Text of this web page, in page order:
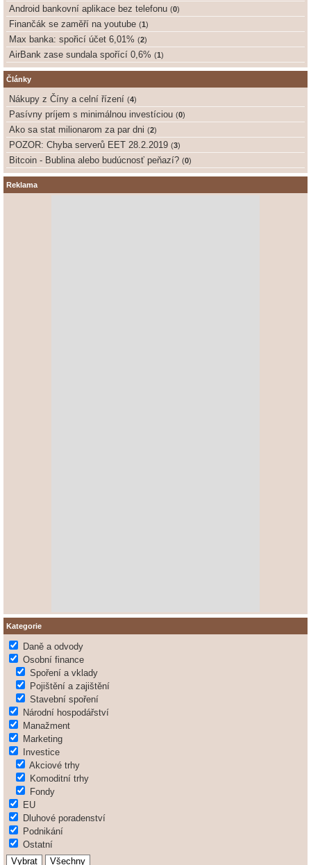
Android bankovní aplikace bez telefonu (0)
Finančák se zaměří na youtube (1)
Max banka: spořicí účet 6,01% (2)
AirBank zase sundala spořící 0,6% (1)
Články
Nákupy z Číny a celní řízení (4)
Pasívny príjem s minimálnou investíciou (0)
Ako sa stat milionarom za par dni (2)
POZOR: Chyba serverů EET 28.2.2019 (3)
Bitcoin - Bublina alebo budúcnosť peňazí? (0)
Reklama
Kategorie
Daně a odvody
Osobní finance
Spoření a vklady
Pojištění a zajištění
Stavební spoření
Národní hospodářství
Manažment
Marketing
Investice
Akciové trhy
Komoditní trhy
Fondy
EU
Dluhové poradenství
Podnikání
Ostatní